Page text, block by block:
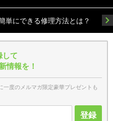
単にできる修理方法とは？
て
情報を！
度のメルマガ限定豪華プレゼントも
登録